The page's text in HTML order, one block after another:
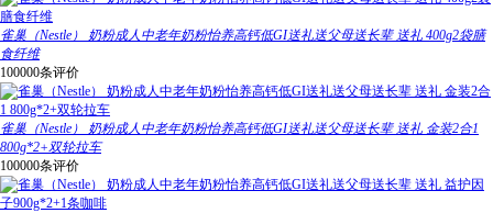
雀巢（Nestle） 奶粉成人中老年奶粉怡养高钙低GI送礼送父母送长辈 送礼 400g2袋膳
食纤维
100000条评价
雀巢（Nestle） 奶粉成人中老年奶粉怡养高钙低GI送礼送父母送长辈 送礼 金装2合1
800g*2+双轮拉车
100000条评价